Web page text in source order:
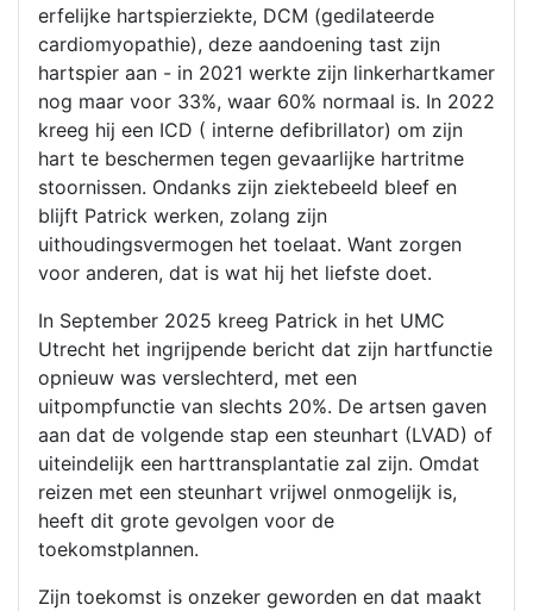
erfelijke hartspierziekte, DCM (gedilateerde
cardiomyopathie), deze aandoening tast zijn
hartspier aan - in 2021 werkte zijn linkerhartkamer
nog maar voor 33%, waar 60% normaal is. In 2022
kreeg hij een ICD ( interne defibrillator) om zijn
hart te beschermen tegen gevaarlijke hartritme
stoornissen. Ondanks zijn ziektebeeld bleef en
blijft Patrick werken, zolang zijn
uithoudingsvermogen het toelaat. Want zorgen
voor anderen, dat is wat hij het liefste doet.
In September 2025 kreeg Patrick in het UMC
Utrecht het ingrijpende bericht dat zijn hartfunctie
opnieuw was verslechterd, met een
uitpompfunctie van slechts 20%. De artsen gaven
aan dat de volgende stap een steunhart (LVAD) of
uiteindelijk een harttransplantatie zal zijn. Omdat
reizen met een steunhart vrijwel onmogelijk is,
heeft dit grote gevolgen voor de
toekomstplannen.
Zijn toekomst is onzeker geworden en dat maakt